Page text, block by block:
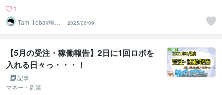
1
Tam【ebay輸出
コンサルタン
ト】
2025/06/09
【5月の受注・稼働報告】2日に1回ロボを
入れる日々っ・・・！
記事
マネー・副業